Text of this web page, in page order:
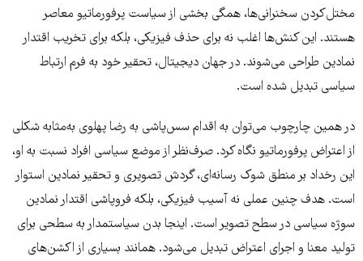
مختل‌کردن سخنرانی‌ها، همگی بخشی از سیاست پرفورماتیو معاصر
هستند. این کنش‌ها اغلب نه برای حذف فیزیکی، بلکه برای تخریب اقتدار
نمادین طراحی می‌شوند. در جهان دیجیتال، تحقیر خود به فرم ارتباط
سیاسی تبدیل شده است.
در همین چارچوب می‌توان به اقدام سس‌پاشی به رضا پهلوی به‌مثابه شکلی
از اعتراض پرفورماتیو نگاه کرد. صرف‌نظر از موضع سیاسی افراد نسبت به او،
این رخداد بر منطق شوک رسانه‌ای، گردش تصویری و تحقیر نمادین استوار
است. هدف چنین عملی نه آسیب فیزیکی، بلکه فروپاشی اقتدار نمادین
سوژه سیاسی در سطح تصویر است. اینجا بدن سیاستمدار به سطحی برای
تولید معنا و اجرای اعتراض تبدیل می‌شود. همانند بسیاری از اکشن‌های